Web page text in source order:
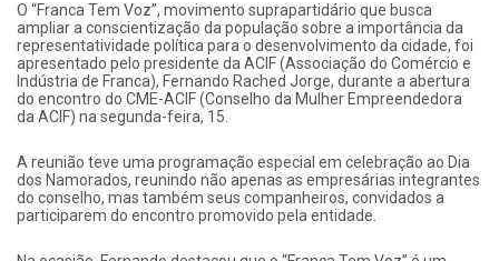
O “Franca Tem Voz”, movimento suprapartidário que busca
ampliar a conscientização da população sobre a importância da
representatividade política para o desenvolvimento da cidade, foi
apresentado pelo presidente da ACIF (Associação do Comércio e
Indústria de Franca), Fernando Rached Jorge, durante a abertura
do encontro do CME-ACIF (Conselho da Mulher Empreendedora
da ACIF) na segunda-feira, 15.
A reunião teve uma programação especial em celebração ao Dia
dos Namorados, reunindo não apenas as empresárias integrantes
do conselho, mas também seus companheiros, convidados a
participarem do encontro promovido pela entidade.